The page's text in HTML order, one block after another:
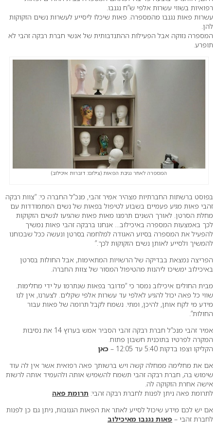
רפואיות בשווי עשרות אלפי ש”ח נגנבו.
עשרות פאות נגנבו מהמספרה. פאות שיכלו ליסייע לעשרות נשים הזקוקות
להן.
המספרה נזוקה אבל הפעילות ההתנדבותית של אנשי חברת רבקה זהבי לא
תופרע.
המספרה לאחר גניבת הפאות (צילום: דוברות איכילוב)
בפוסט ברשתות החברתיות מצהיר אמיר זהבי, מנכ”ל החברה כי: “צוות רבקה
זהבי פאות מגיע פעמיים בשבוע לטיפול בפאות של נשים המתמודדות עם
מחלת הסרטן. לאורך השנים תרמנו מאות פאות שהגיעו לנשים הזקוקות
לכך באמצעות המספרה באיכילוב… אנחנו ברבקה זהבי פאות נמשיך
להפעיל את המספרה בסיוע האגודה למלחמה בסרטן ונעשה ככל שבכוחנו
להמשיך ולסייע לאותן נשים הזקוקות לכך.”
הפריצה נמצאת בבדיקה של הרשויות המתאימות, אבל החולות בסרטן
באיכילוב ימשיכו ליהנות מהטיפול המסור של צוות החברה.
מבית החולים איכילוב נמסר כי “מדובר בפאות שנתרמו על ידי מחלימות.
שווי כל פאה יכול להגיע לאלפי עד עשרות אלפי שקלים. לצערנו, אין לנו
מידע מי לקח אותן, להיכן, ומתי. נשמח לקבל תרומה של פאות עבור
החולות”.
אמיר זהבי מנכ”ל חברת רבקה זהבי הסביר אמש בערוץ 14 את נסיבות
המקרה לפרטיו בתוכנית חשבון פתוח.
הקליקו וצפו בדקות 5:40 עד 12:05 –
כאן
אם את מחלימה ממחלה קשה ויש ברשותך פאה רפואית אשר אין לה עוד
שימוש בה, חברת רבקה זהבי תשמח להשמיש אותה ולהעמיד אותה לרשות
אישה אחרת הזקוקה לה.
לתרומת פאה ניתן לפנות לחברת רבקה זהבי: תרומת פאה
אם יש לכם מידע שיכול לסייע לאתר את הפאות הגנובות, ניתן גם כן לפנות
לחברת זהבי – פאות נגנבו מאיכילוב